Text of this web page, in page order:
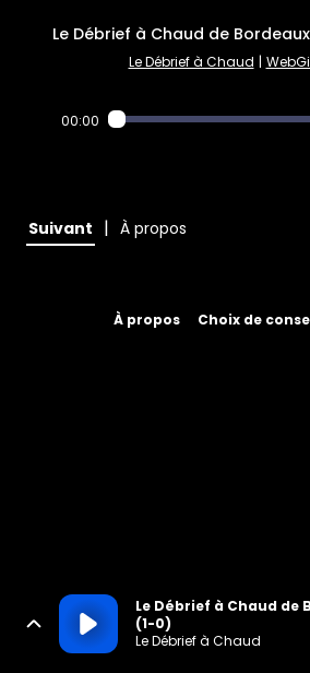
Le Débrief à Chaud de
Le Débrief à Chaud |
00:00
Suivant | À propos
À propos Choix de
Le Débrief à Chaud de
(1-0)
Le Débrief à Chaud